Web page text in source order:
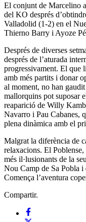
El conjunt de Marcelino
del KO després
Valladolid (1-2) en el
Thierno Barry i Ayoze
Després de diverses
després de l’aturada
progressivament. El que
amb més partits i donar
al moment, no han
mallorquins pot suposar
reaparició de Willy
Navarro i Pau Cabanes,
plena dinàmica amb el
Malgrat la diferència de
relaxacions. El
més il·lusionants de la
Nou Camp de Sa Pobla i
Comença l’aventura
Compartir.